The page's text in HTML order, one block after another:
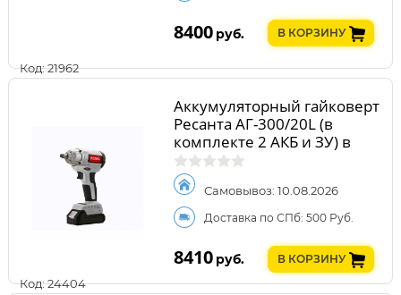
Код: 21962
8400 руб. В КОРЗИНУ
Код: 24404
Аккумуляторный гайковерт
Ресанта АГ-300/20L (в
комплекте 2 АКБ и ЗУ) в
кейсе
Самовывоз: 10.08.2026
Доставка по СПб: 500 Руб.
8410 руб. В КОРЗИНУ